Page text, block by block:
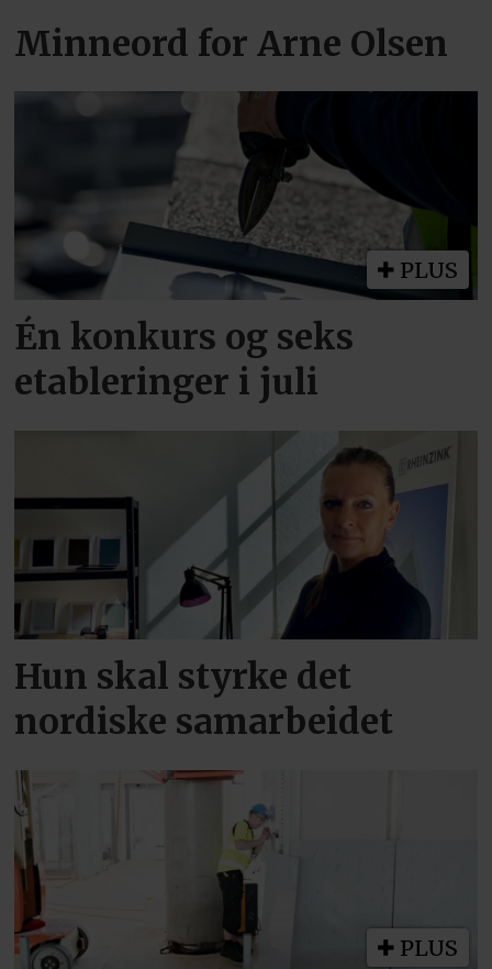
Minneord for Arne Olsen
PLUS
Én konkurs og seks
etableringer i juli
Hun skal styrke det
nordiske samarbeidet
PLUS